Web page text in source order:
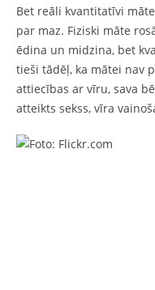
Bet reāli kvantitatīvi
par maz. Fiziski māte
ēdina un midzina, bet
tieši tādēļ, ka mātei nav
attiecības ar vīru, sava
atteikts sekss, vīra